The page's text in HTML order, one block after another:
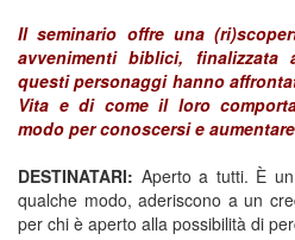
Il seminario offre una
avvenimenti biblici,
questi personaggi hanno
Vita e di come il loro
modo per conoscersi e
DESTINATARI: Aperto a tutti. È
qualche modo, aderiscono a un
per chi è aperto alla possibilità di